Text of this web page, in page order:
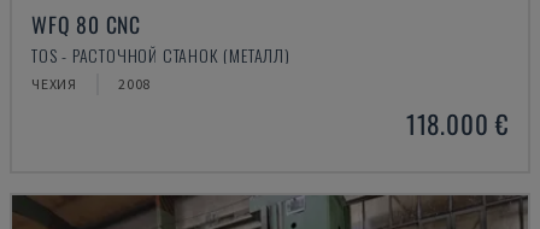
WFQ 80 CNC
TOS - РАСТОЧНОЙ СТАНОК (МЕТАЛЛ)
ЧЕХИЯ 2008
118.000 €